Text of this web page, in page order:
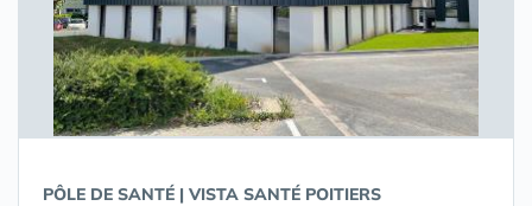
PÔLE DE SANTÉ | VISTA SANTÉ POITIERS